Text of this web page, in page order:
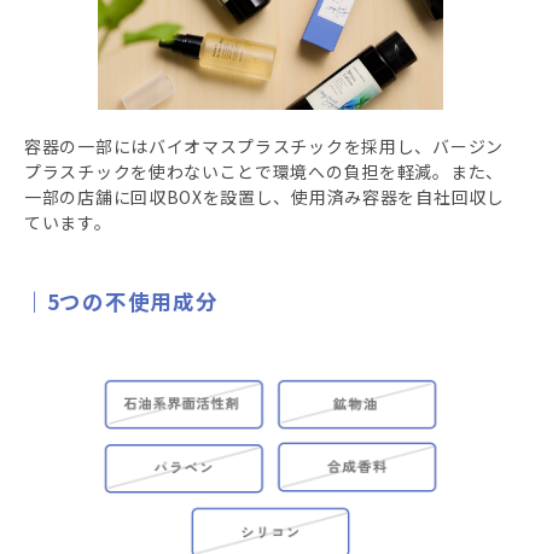
容器の一部にはバイオマスプラスチックを採用し、バージン
プラスチックを使わないことで環境への負担を軽減。また、
一部の店舗に回収BOXを設置し、使用済み容器を自社回収し
ています。
5つの不使用成分